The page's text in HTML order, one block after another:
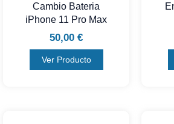
Cambio Bateria
iPhone 11 Pro Max
50,00 €
Ver Producto